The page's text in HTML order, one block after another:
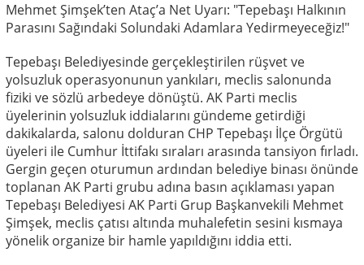
Mehmet Şimşek’ten Ataç’a Net Uyarı: "Tepebaşı Halkının
Parasını Sağındaki Solundaki Adamlara Yedirmeyeceğiz!"
Tepebaşı Belediyesinde gerçekleştirilen rüşvet ve
yolsuzluk operasyonunun yankıları, meclis salonunda
fiziki ve sözlü arbedeye dönüştü. AK Parti meclis
üyelerinin yolsuzluk iddialarını gündeme getirdiği
dakikalarda, salonu dolduran CHP Tepebaşı İlçe Örgütü
üyeleri ile Cumhur İttifakı sıraları arasında tansiyon fırladı.
Gergin geçen oturumun ardından belediye binası önünde
toplanan AK Parti grubu adına basın açıklaması yapan
Tepebaşı Belediyesi AK Parti Grup Başkanvekili Mehmet
Şimşek, meclis çatısı altında muhalefetin sesini kısmaya
yönelik organize bir hamle yapıldığını iddia etti.